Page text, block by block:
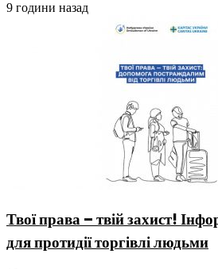
9 години назад
Твої права – твій захист!
для протидії торгівлі людьми